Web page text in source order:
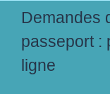
Demandes
passeport :
ligne